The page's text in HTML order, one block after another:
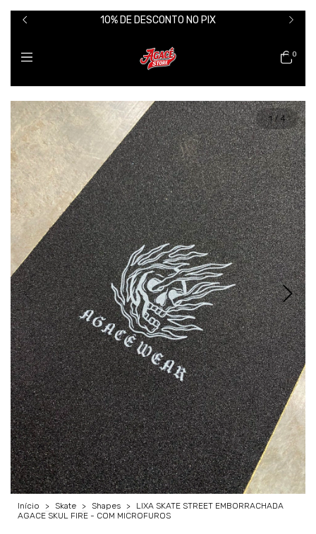
10% DE DESCONTO NO PIX
0
1/4
Início > Skate > Shapes >
LIXA SKATE STREET EMBORRACHADA
AGACE SKUL FIRE - COM MICROFUROS